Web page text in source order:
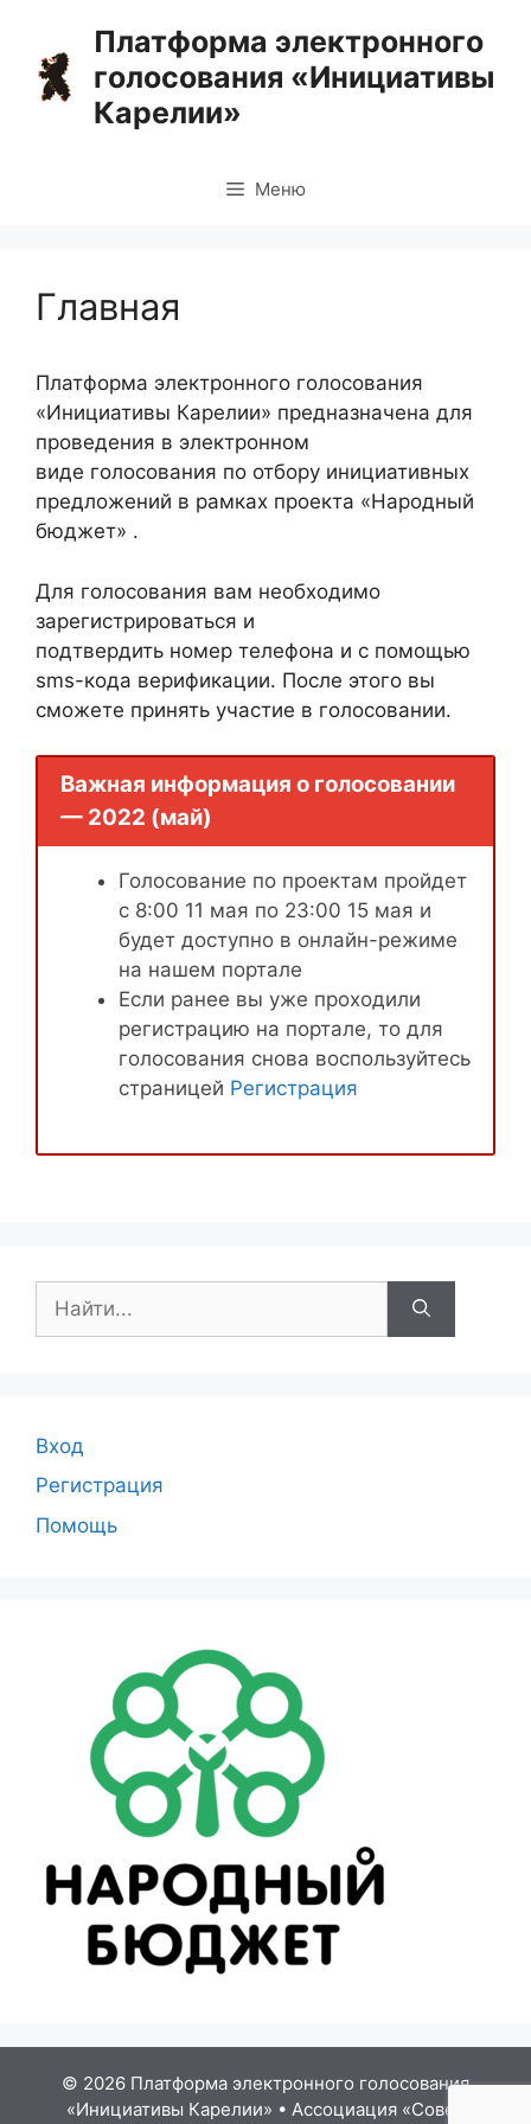
содержимому
Платформа электронного
голосования «Инициативы
Карелии»
Меню
Главная
Платформа электронного голосования
«Инициативы Карелии» предназначена для
проведения в электронном
виде голосования по отбору инициативных
предложений в рамках проекта «Народный
бюджет» .
Для голосования вам необходимо
зарегистрироваться и
подтвердить номер телефона и с помощью
sms-кода верификации. После этого вы
сможете принять участие в голосовании.
Важная информация о голосовании
— 2022 (май)
Голосование по проектам пройдет
с 8:00 11 мая по 23:00 15 мая и
будет доступно в онлайн-режиме
на нашем портале
Если ранее вы уже проходили
регистрацию на портале, то для
голосования снова воспользуйтесь
страницей Регистрация
Вход
Регистрация
Помощь
© 2026 Платформа электронного голосования
«Инициативы Карелии» • Ассоциация «Совет